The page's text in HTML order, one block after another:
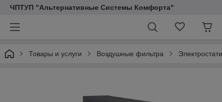
ЧПТУП "Альтернативные Системы Комфорта"
Товары и услуги Воздушные фильтра